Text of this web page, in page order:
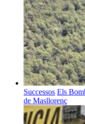
Successos Els
de Masllorenç